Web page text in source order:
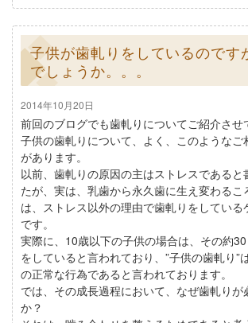
子供が歯軋りをしているのです
でしょうか。。。
2014年10月20日
前回のブログでも歯軋りについてご紹介させ
子供の歯軋りについて、よく、このようなご
があります。
以前、歯軋りの原因の主はストレスであると
たが、実は、乳歯から永久歯に生え変わるこ
は、ストレス以外の理由で歯軋りをしてい
です。
実際に、10歳以下の子供の場合は、その約
をしていると言われており、”子供の歯軋り”
の正常な行為であると言われております。
では、その成長過程において、なぜ歯軋りが
か？